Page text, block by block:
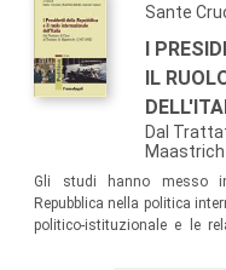
Sante
I
IL
Dal
Gli studi hanno messo
Repubblica nella politica
politico-istituzionale e le
documentazione inedita